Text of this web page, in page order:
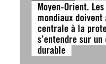
Moyen-Orient.
mondiaux
centrale à la
s’entendre sur
durable